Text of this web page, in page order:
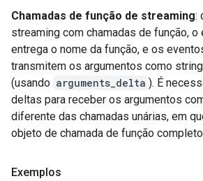
Chamadas de função de streaming:
streaming com chamadas de função, o
entrega o nome da função, e os
transmitem os argumentos como
(usando arguments_delta ). É
deltas para receber os argumentos
diferente das chamadas unárias, em
objeto de chamada de função
Exemplos